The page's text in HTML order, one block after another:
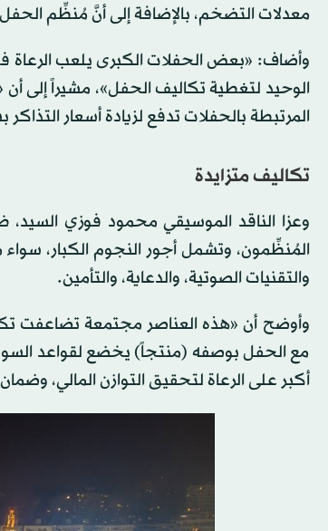
معدلات التضخم، بالإضافة إلى أنَّ مُنظِّم
وأضاف: «بعض الحفلات الكبرى يلعب الرعاة
الوحيد لتغطية تكاليف الحفل»، مشيراً إلى
المرتبطة بالحفلات تدفع لزيادة أسعار
تكاليف متزايدة
وعزا الناقد الموسيقي محمود فوزي السيد،
المُنظِّمون، وتشمل أجور النجوم الكبار،
والتقنيات الصوتية، والدعاية، والتأمين.
وأوضح أن «هذه العناصر مجتمعة تضاعفت
مع الحفل بوصفه (منتجاً) يخضع لقواعد
أكبر على الرعاة لتحقيق التوازن المالي،